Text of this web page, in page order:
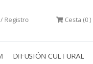
Registro Cesta (0 )
DIFUSIÓN CULTURAL